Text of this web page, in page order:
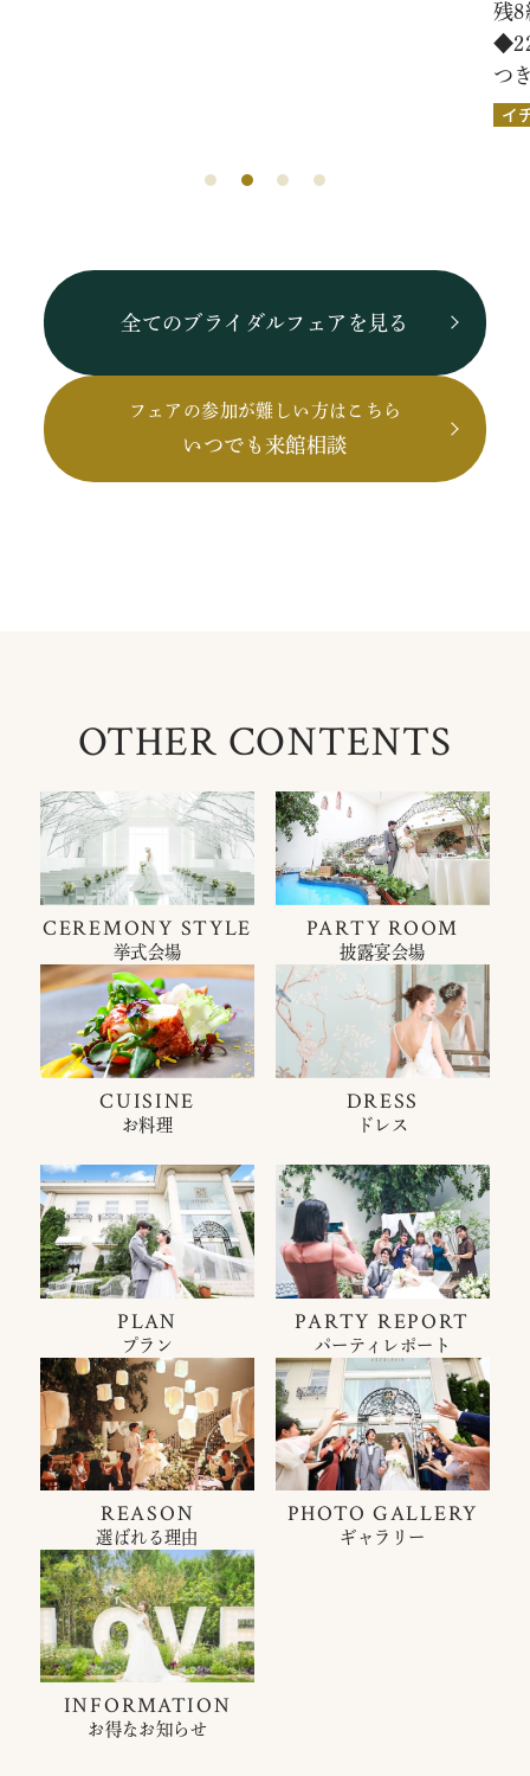
残8
つ
イ
全てのブライダルフェアを見る
フェアの参加が難しい方はこちら
いつでも来館相談
OTHER CONTENTS
CEREMONY STYLE
挙式会場
PARTY ROOM
披露宴会場
CUISINE
お料理
DRESS
ドレス
PLAN
プラン
PARTY REPORT
パーティレポート
REASON
選ばれる理由
PHOTO GALLERY
ギャラリー
INFORMATION
お得なお知らせ